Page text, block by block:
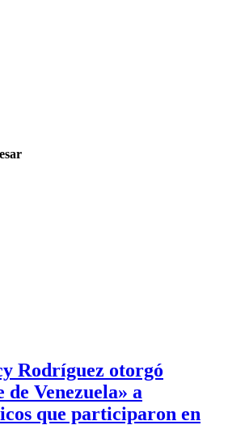
Rodríguez otorgó
Venezuela» a
que participaron en